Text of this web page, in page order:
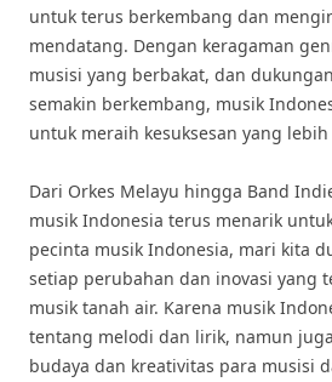
untuk terus berkembang dan
mendatang. Dengan keragaman
musisi yang berbakat, dan
semakin berkembang, musik
untuk meraih kesuksesan yang
Dari Orkes Melayu hingga Band
musik Indonesia terus menarik
pecinta musik Indonesia, mari kita
setiap perubahan dan inovasi yang
musik tanah air. Karena musik
tentang melodi dan lirik, namun
budaya dan kreativitas para musisi